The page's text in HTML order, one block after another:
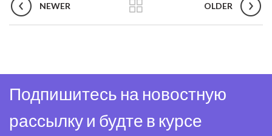
NEWER OLDER
Подпишитесь на новостную
рассылку и будте в курсе